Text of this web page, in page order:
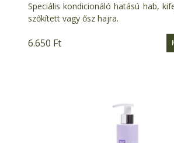
Speciális kondicionáló hatású hab,
szőkített vagy ősz hajra.
6.650 Ft